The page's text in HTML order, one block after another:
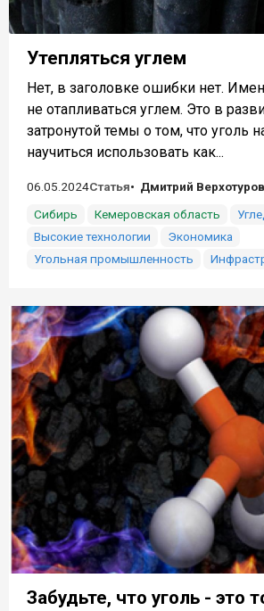
Утепляться углем
Нет, в заголовке ошибки нет.
не отапливаться углем. Это в
затронутой темы о том, что уголь
научиться использовать как...
06.05.2024Статья
Дмитрий Верхотуров
Сибирь
Кемеровская область
Высокие технологии
Экономика
Угольная промышленность
Забудьте, что уголь - это